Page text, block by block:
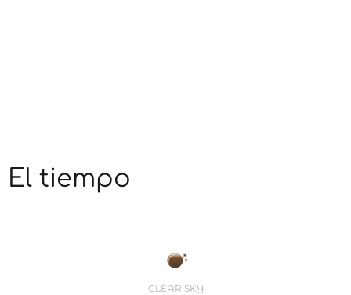
El tiempo
CLEAR SKY